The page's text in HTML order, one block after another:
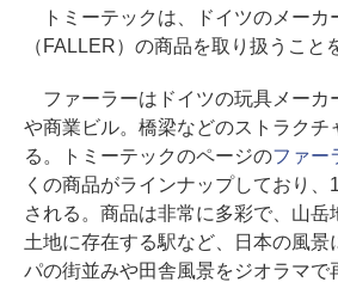
トミーテックは、ドイツのメーカ
（FALLER）の商品を取り扱うこと
ファーラーはドイツの玩具メーカ
や商業ビル。橋梁などのストラクチ
る。トミーテックのページのファー
くの商品がラインナップしており
される。商品は非常に多彩で、山岳
土地に存在する駅など、日本の風景
パの街並みや田舎風景をジオラマで